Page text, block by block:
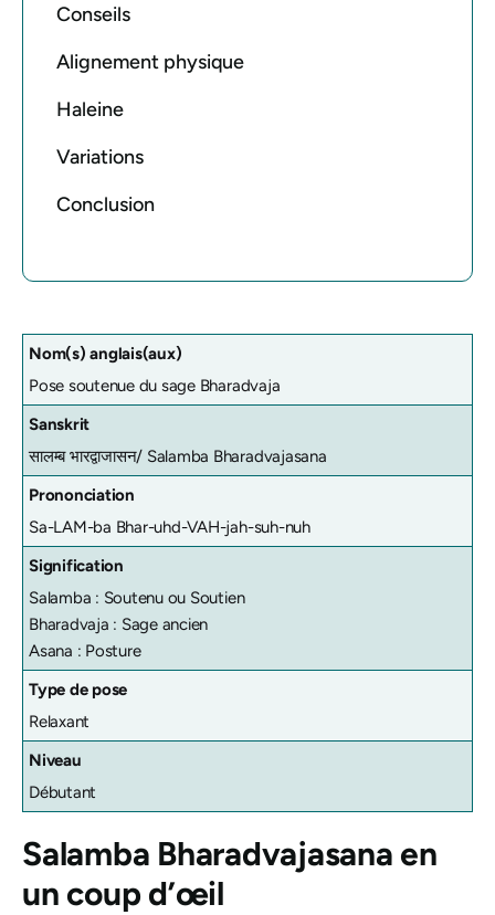
Conseils
Alignement physique
Haleine
Variations
Conclusion
Nom(s) anglais(aux)
Pose soutenue du sage Bharadvaja
Sanskrit
सालम्ब भारद्वाजासन/ Salamba Bharadvajasana
Prononciation
Sa-LAM-ba Bhar-uhd-VAH-jah-suh-nuh
Signification
Salamba : Soutenu ou Soutien
Bharadvaja : Sage ancien
Asana : Posture
Type de pose
Relaxant
Niveau
Débutant
Salamba Bharadvajasana en
un coup d’œil